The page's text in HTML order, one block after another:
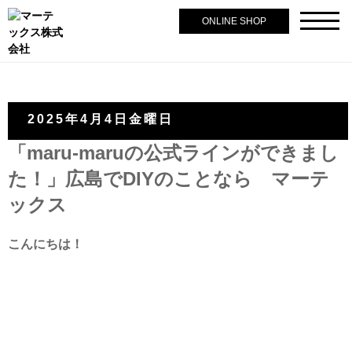
ONLINE SHOP
2025年4月4日金曜日
「maru-maruの公式ラインができまし
た！」広島でDIYのことなら マーテ
ックス
こんにちは！